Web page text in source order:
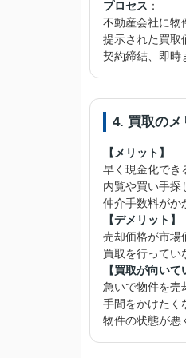
プロセス ：
不動産会社に物
提示された買取
契約締結、即時
4. 買取のメ
【メリット】
早く現金化でき
内覧や買い手探
仲介手数料がか
【デメリット】
売却価格が市場
買取を行ってい
【買取が向いて
急いで物件を売
手間をかけたく
物件の状態が悪